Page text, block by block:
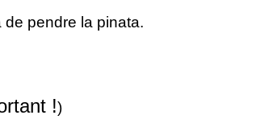
de pendre la pinata.
!)